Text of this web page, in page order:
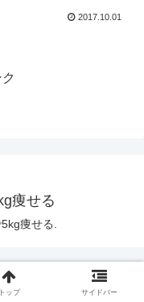
2017.10.01
痩せる
痩せる.
トップ サイドバー